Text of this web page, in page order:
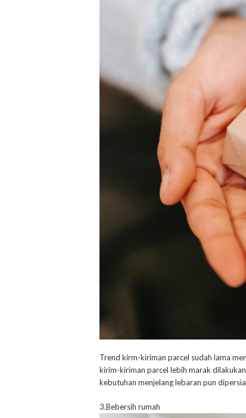
Trend kirm-kiriman parcel sudah lama
kirim-kiriman parcel lebih marak
kebutuhan menjelang lebaran pun
3.Bebersih rumah